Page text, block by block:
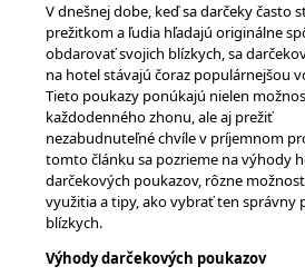
V dnešnej dobe, keď sa darčeky často
prežitkom a ľudia hľadajú originálne
obdarovať svojich blízkych, sa
na hotel stávajú čoraz populárnejšou
Tieto poukazy ponúkajú nielen
každodenného zhonu, ale aj prežiť
nezabudnuteľné chvíle v príjemnom
tomto článku sa pozrieme na výhody
darčekových poukazov, rôzne
využitia a tipy, ako vybrať ten správny
blízkych.
Výhody darčekových poukazov